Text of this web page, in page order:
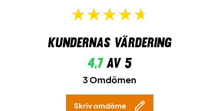
Kundernas värdering
4,7av 5
3 Omdömen
Skriv omdöme